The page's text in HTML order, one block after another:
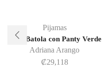
Pijamas
7853 Batola con Panty Verde
Adriana Arango
₡29,118